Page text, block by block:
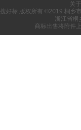
关
搜好标 版权所有 ©2019 桐乡
浙江省桐
商标出售将附件